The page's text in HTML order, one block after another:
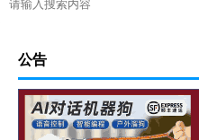
公告